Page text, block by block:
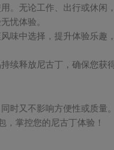
用。无论工作、出行或休闲
忧体验。
风味中选择，提升体验乐趣
持续释放尼古丁，确保您获
时又不影响方便性或质量
，掌控您的尼古丁体验！